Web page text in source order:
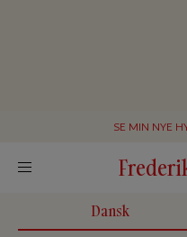
SE MIN NYE
Dansk